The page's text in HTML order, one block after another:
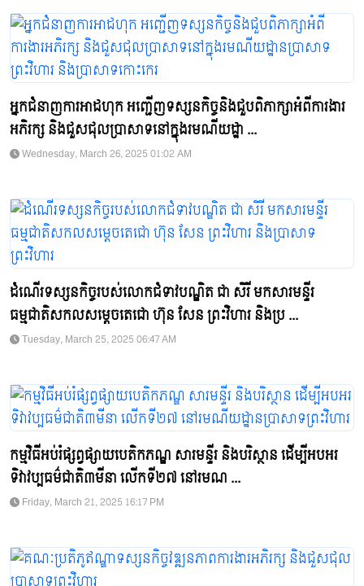
អ្នកជំនាញការអាដហុក អញ្ជេីញទស្សនកិច្ចនិងជួបពិភាក្សាអំពីការងារ
អភិរក្ស និងជួសជុលប្រាសាទនៅក្នុងរមណីយដ្ឋា ...
Wednesday, March 26, 2025 01:02 AM
ដំណើរទស្សនកិច្ចរបស់លោកជំទាវបណ្ឌិត ជា សិរី មកសារមន្ទីរ
ធម្មជាតិសកលសម្តេចតេជោ ហ៊ុន សែន ព្រះវិហារ និងប្រ ...
Tuesday, March 25, 2025 06:47 AM
កម្មវិធីអប់រំផ្សព្វផ្សាយបេតិកភណ្ឌ សារមន្ទីរ និងបរិស្ថាន ដើម្បីអបអរ
ទិវាវប្បធម៌ជាតិ៣មីនា លើកទី២៧ នៅរមណ ...
Friday, March 21, 2025 16:17 PM